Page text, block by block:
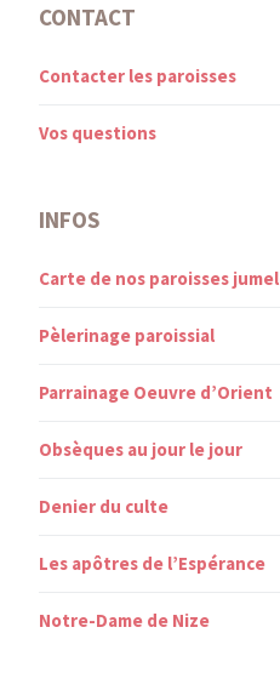
CONTACT
Contacter les paroisses
Vos questions
INFOS
Carte de nos paroisses
Pèlerinage paroissial
Parrainage Oeuvre d’Orient
Obsèques au jour le jour
Denier du culte
Les apôtres de l’Espérance
Notre-Dame de Nize